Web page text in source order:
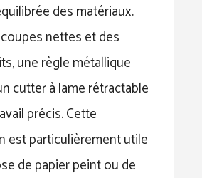
des matériaux.
nettes et des
une règle métallique
cutter à lame rétractable
précis. Cette
est particulièrement utile
de papier peint ou de